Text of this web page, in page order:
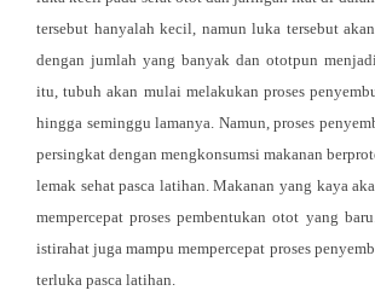
tersebut hanyalah kecil, namun luka tersebut
dengan jumlah yang banyak dan ototpun
itu, tubuh akan mulai melakukan proses
hingga seminggu lamanya. Namun, proses
persingkat dengan mengkonsumsi makanan
lemak sehat pasca latihan. Makanan yang kaya
mempercepat proses pembentukan otot yang
istirahat juga mampu mempercepat proses
terluka pasca latihan.